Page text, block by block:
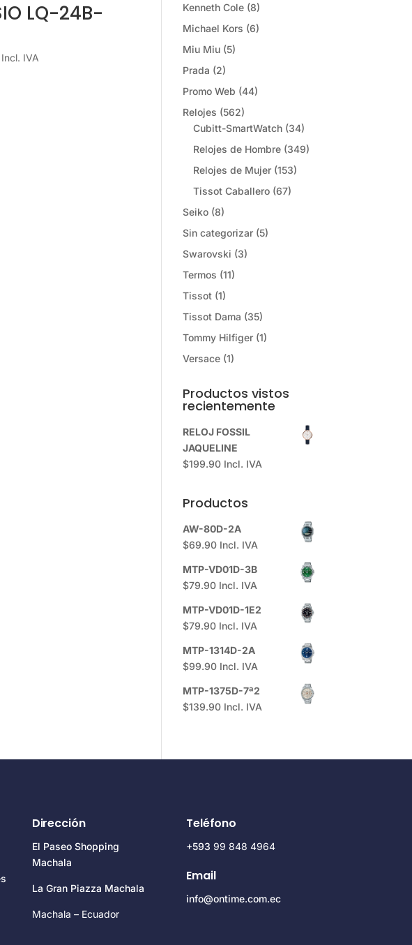
LQ-24B-
Incl. IVA
Kenneth Cole (8)
Michael Kors (6)
Miu Miu (5)
Prada (2)
Promo Web (44)
Relojes (562)
Cubitt-SmartWatch (34)
Relojes de Hombre (349)
Relojes de Mujer (153)
Tissot Caballero (67)
Seiko (8)
Sin categorizar (5)
Swarovski (3)
Termos (11)
Tissot (1)
Tissot Dama (35)
Tommy Hilfiger (1)
Versace (1)
Productos vistos
recientemente
RELOJ FOSSIL
JAQUELINE
$199.90 Incl. IVA
Productos
AW-80D-2A
$69.90 Incl. IVA
MTP-VD01D-3B
$79.90 Incl. IVA
MTP-VD01D-1E2
$79.90 Incl. IVA
MTP-1314D-2A
$99.90 Incl. IVA
MTP-1375D-7ª2
$139.90 Incl. IVA
Dirección
El Paseo Shopping
Machala
La Gran Piazza Machala
Machala – Ecuador
Teléfono
+59399 848 4964
Email
info@ontime.com.ec